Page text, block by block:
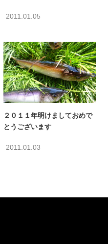
2011.01.05
２０１１年明けましておめで
とうございます
2011.01.03